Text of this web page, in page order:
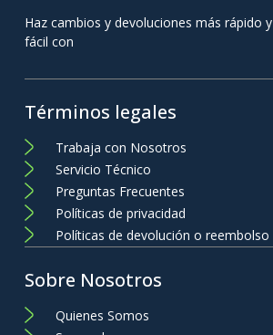
Haz cambios y devoluciones más rápido y
fácil con
Términos legales
Trabaja con Nosotros
Servicio Técnico
Preguntas Frecuentes
Políticas de privacidad
Políticas de devolución o reembolso
Sobre Nosotros
Quienes Somos